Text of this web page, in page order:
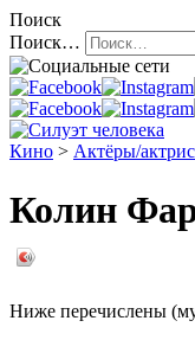
Поиск
Поиск…
Кино > Актёры/
Колин
Ниже перечислены